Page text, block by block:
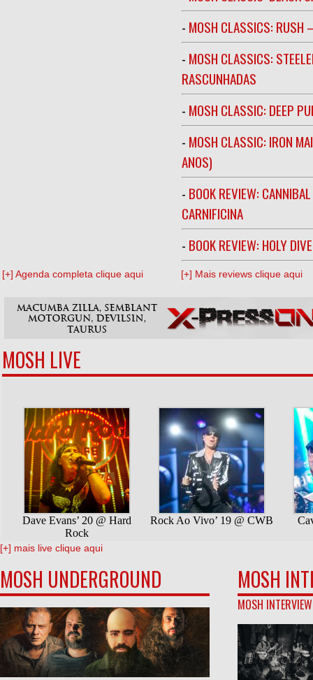
- MOSH CLASSICS: RUSH
- MOSH CLASSICS:
RASCUNHADAS
- MOSH CLASSIC: DEEP
- MOSH CLASSIC: IRON
ANOS)
- BOOK REVIEW:
CARNIFICINA
- BOOK REVIEW: HOLY
[+] Agenda completa clique aqui [+] Mais reviews clique aqui
MOSH LIVE
[+] mais live clique aqui
MOSH UNDERGROUND MOSH
MOSH